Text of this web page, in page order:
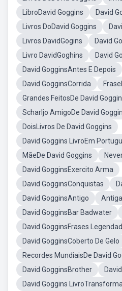
LibroDavid Goggins
David
Livros DoDavid Goggins
Livros DavidGogins
David
Livro DavidGoghins
David
David GogginsAntes E Depois
David GogginsCorrida
Grandes FeitosDe David
Scharljo AmigoDe David
DoisLivros De David Goggins
David Goggins LivroEm
MãeDe David Goggins
David GogginsExercito Arma
David GogginsConquistas
David GogginsAntigo
David GogginsBar Badwater
David GogginsFrases
David GogginsCoberto De Gelo
Recordes MundiaisDe David
David GogginsBrother
David Goggins